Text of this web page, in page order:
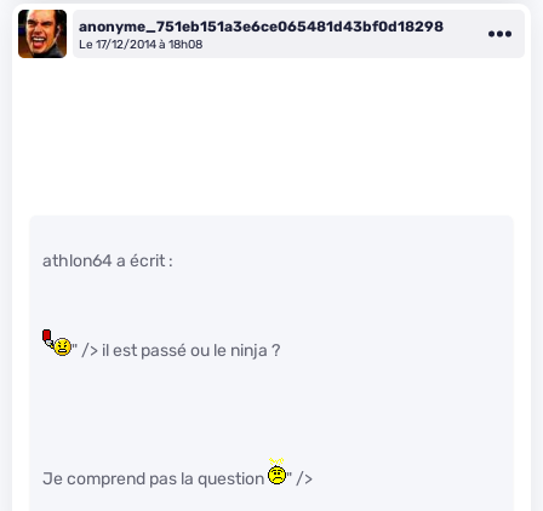
anonyme_751eb151a3e6ce065481d43bf0d18298
Le 17/12/2014 à 18h08
athlon64 a écrit :
" /> il est passé ou le ninja ?
Je comprend pas la question " />